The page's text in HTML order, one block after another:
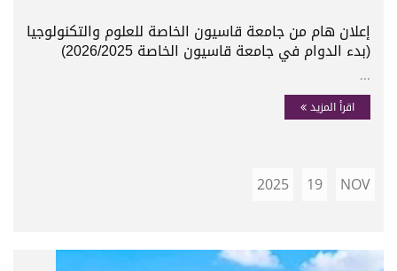
إعلان هام من جامعة قاسيون الخاصة للعلوم والتكنولوجيا
(بدء الدوام في جامعة قاسيون الخاصة 2026/2025)
...
اقرأ المزيد
NOV
19
2025